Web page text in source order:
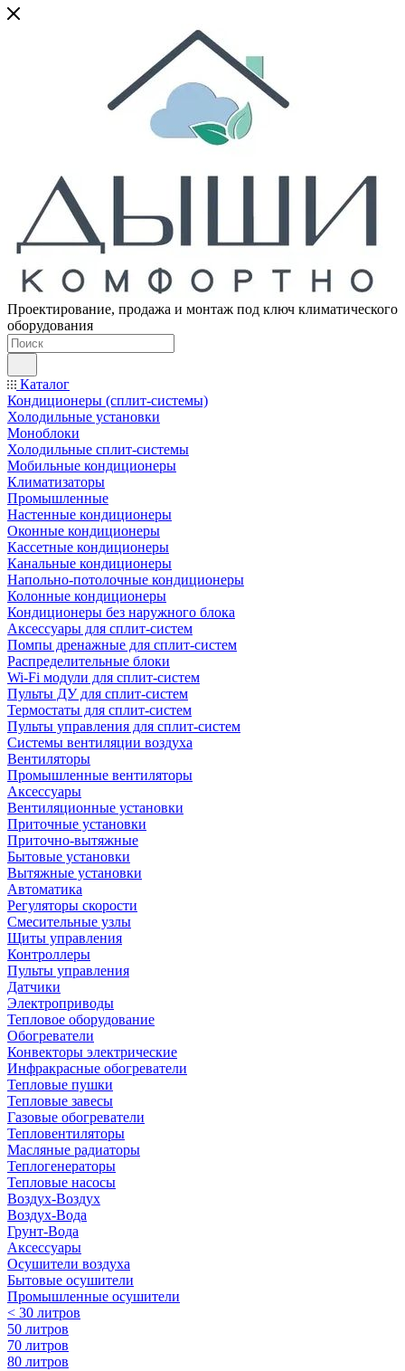
Проектирование, продажа и монтаж под ключ климатического
оборудования
Каталог
Кондиционеры (сплит-системы)
Холодильные установки
Моноблоки
Холодильные сплит-системы
Мобильные кондиционеры
Климатизаторы
Промышленные
Настенные кондиционеры
Оконные кондиционеры
Кассетные кондиционеры
Канальные кондиционеры
Напольно-потолочные кондиционеры
Колонные кондиционеры
Кондиционеры без наружного блока
Аксессуары для сплит-систем
Помпы дренажные для сплит-систем
Распределительные блоки
Wi-Fi модули для сплит-систем
Пульты ДУ для сплит-систем
Термостаты для сплит-систем
Пульты управления для сплит-систем
Системы вентиляции воздуха
Вентиляторы
Промышленные вентиляторы
Аксессуары
Вентиляционные установки
Приточные установки
Приточно-вытяжные
Бытовые установки
Вытяжные установки
Автоматика
Регуляторы скорости
Смесительные узлы
Щиты управления
Контроллеры
Пульты управления
Датчики
Электроприводы
Тепловое оборудование
Обогреватели
Конвекторы электрические
Инфракрасные обогреватели
Тепловые пушки
Тепловые завесы
Газовые обогреватели
Тепловентиляторы
Масляные радиаторы
Теплогенераторы
Тепловые насосы
Воздух-Воздух
Воздух-Вода
Грунт-Вода
Аксессуары
Осушители воздуха
Бытовые осушители
Промышленные осушители
< 30 литров
50 литров
70 литров
80 литров